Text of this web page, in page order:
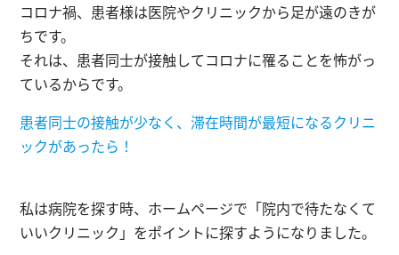
コロナ禍、患者様は医院やクリニックから足が遠のきが
ちです。
それは、患者同士が接触してコロナに罹ることを怖がっ
ているからです。
患者同士の接触が少なく、滞在時間が最短になるクリニ
ックがあったら！
私は病院を探す時、ホームページで「院内で待たなくて
いいクリニック」をポイントに探すようになりました。